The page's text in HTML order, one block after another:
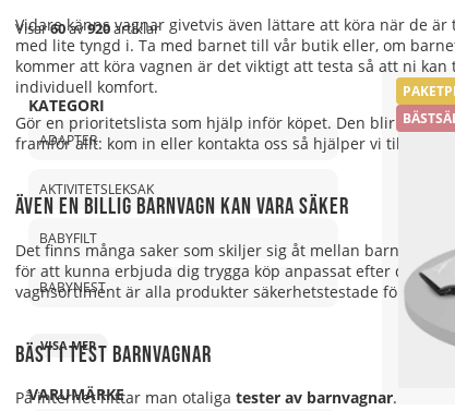
Vidare känns vagnar givetvis även lättare att köra när de
med lite tyngd i. Ta med barnet till vår butik eller, om
kommer att köra vagnen är det viktigt att testa så att ni
individuell komfort.
Gör en prioritetslista som hjälp inför köpet. Den blir en
framför allt: kom in eller kontakta oss så hjälper vi till att
Även en billig barnvagn kan vara säker
Det finns många saker som skiljer sig åt mellan
för att kunna erbjuda dig trygga köp anpassat efter din
vagnsortiment är alla produkter säkerhetstestade för att
Bäst i test barnvagnar
På internet hittar man otaliga tester av barnvagnar.
Visar60av920artiklar
KATEGORI
ADAPTER
AKTIVITETSLEKSAK
BABYFILT
BABYNEST
VISA MER
VARUMÄRKE